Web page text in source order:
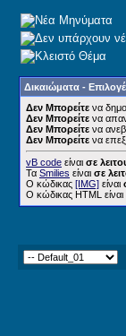
Δικαιώματα -
Δεν Μπορείτε να
Δεν Μπορείτε να
Δεν Μπορείτε να
Δεν Μπορείτε να
vB code είναι σε
Τα Smilies είναι σε
Ο κώδικας [IMG] είναι
Ο κώδικας HTML είναι